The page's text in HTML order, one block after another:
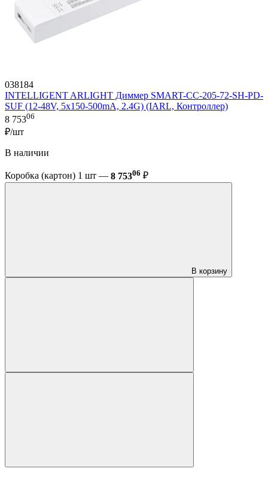
038184
INTELLIGENT ARLIGHT Диммер SMART-CC-205-72-SH-PD-
SUF (12-48V, 5x150-500mA, 2.4G) (IARL, Контроллер)
8 75306
₽/шт
В наличии
Коробка (картон) 1 шт — 8 75306 ₽
В корзину